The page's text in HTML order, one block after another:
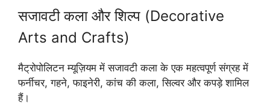
सजावटी कला और शिल्प (Decorative
Arts and Crafts)
मैट्रोपोलिटन म्यूज़ियम में सजावटी कला के एक महत्वपूर्ण संग्रह में
फर्नीचर, गहने, फाइनेरी, कांच की कला, सिल्वर और कपड़े शामिल
हैं।